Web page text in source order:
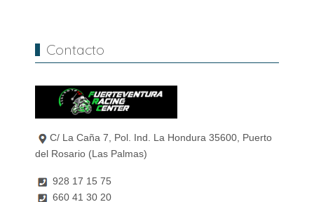
Contacto
C/ La Caña 7, Pol. Ind. La Hondura 35600, Puerto
del Rosario (Las Palmas)
928 17 15 75
660 41 30 20